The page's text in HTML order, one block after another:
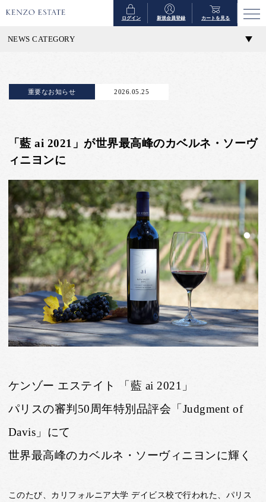
ログイン 新規会員登録 カートを見る
NEWS CATEGORY
重要なお知らせ 2026.05.25
「藍 ai 2021」が世界最高峰のカベルネ・ソーヴ
ィニヨンに
ケンゾー エステイト 「藍 ai 2021」
パリスの審判50周年特別品評会「Judgment of
Davis」にて
世界最高峰のカベルネ・ソーヴィニヨンに輝く
このたび、カリフォルニア大学 デイビス校で行われた、パリス